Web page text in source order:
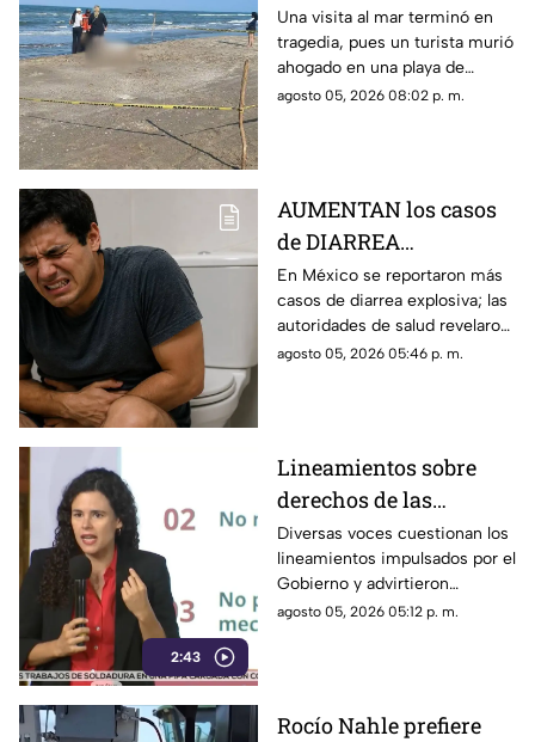
PLAYA de Veracruz;
esto se sabe
Una visita al mar terminó en
tragedia, pues un turista murió
ahogado en una playa de
Veracruz, lo que movilizó a
agosto 05, 2026 08:02 p. m.
AUMENTAN los casos
de DIARREA
EXPLOSIVA en México;
esto revelaron de los
pacientes
En México se reportaron más
casos de diarrea explosiva; las
autoridades de salud revelaron
detalles sobre los pacientes.
agosto 05, 2026 05:46 p. m.
2:43
Lineamientos sobre
derechos de las
audiencias son
CENSURA disfrazada
Diversas voces cuestionan los
lineamientos impulsados por el
Gobierno y advirtieron
posibles riesgos para los
agosto 05, 2026 05:12 p. m.
Rocío Nahle prefiere